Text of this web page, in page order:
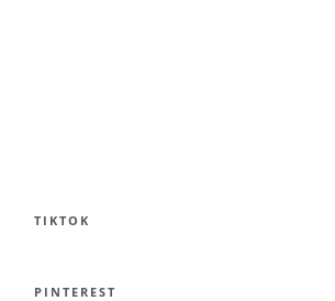
TIKTOK
PINTEREST